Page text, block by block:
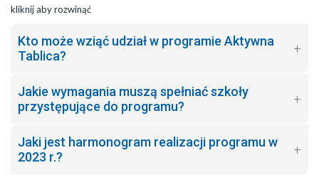
kliknij aby rozwinąć
Kto może wziąć udział w programie Aktywna
Tablica?
Jakie wymagania muszą spełniać szkoły
przystępujące do programu?
Jaki jest harmonogram realizacji programu w
2023 r.?